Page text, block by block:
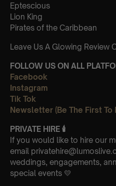
Eptescious
Lion King
Pirates of the Caribbean
Leave Us A Glowing Review
FOLLOW US ON ALL
Facebook
Instagram
Tik Tok
Newsletter (Be The First To
PRIVATE HIRE 🕯
If you would like to hire our
email
weddings, engagements,
special events 💛